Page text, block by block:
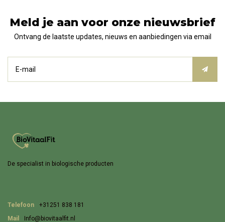
Meld je aan voor onze nieuwsbrief
Ontvang de laatste updates, nieuws en aanbiedingen via email
De specialist in biologische producten
Telefoon
+31251 838 181
Mail
Info@biovitaalfit.nl